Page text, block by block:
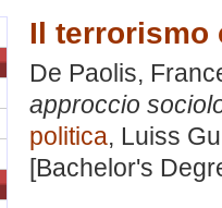
Il terrorismo
De Paolis,
approccio
politica, Luiss
[Bachelor's